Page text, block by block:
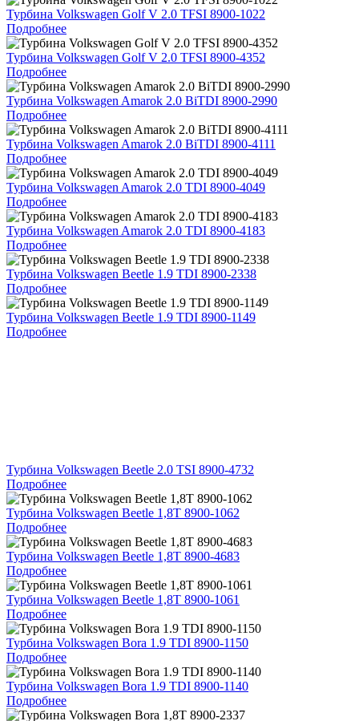
Турбина Volkswagen Golf V 2.0 TFSI 8900-1022
Подробнее
Турбина Volkswagen Golf V 2.0 TFSI 8900-4352
Подробнее
Турбина Volkswagen Amarok 2.0 BiTDI 8900-2990
Подробнее
Турбина Volkswagen Amarok 2.0 BiTDI 8900-4111
Подробнее
Турбина Volkswagen Amarok 2.0 TDI 8900-4049
Подробнее
Турбина Volkswagen Amarok 2.0 TDI 8900-4183
Подробнее
Турбина Volkswagen Beetle 1.9 TDI 8900-2338
Подробнее
Турбина Volkswagen Beetle 1.9 TDI 8900-1149
Подробнее
Турбина Volkswagen Beetle 2.0 TSI 8900-4732
Подробнее
Турбина Volkswagen Beetle 1,8T 8900-1062
Подробнее
Турбина Volkswagen Beetle 1,8T 8900-4683
Подробнее
Турбина Volkswagen Beetle 1,8T 8900-1061
Подробнее
Турбина Volkswagen Bora 1.9 TDI 8900-1150
Подробнее
Турбина Volkswagen Bora 1.9 TDI 8900-1140
Подробнее